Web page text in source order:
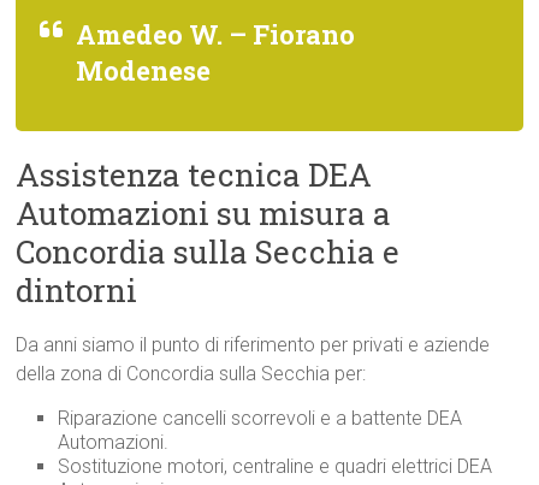
Amedeo W. – Fiorano
Modenese
Assistenza tecnica DEA
Automazioni su misura a
Concordia sulla Secchia e
dintorni
Da anni siamo il punto di riferimento per privati e aziende
della zona di Concordia sulla Secchia per:
Riparazione cancelli scorrevoli e a battente DEA
Automazioni.
Sostituzione motori, centraline e quadri elettrici DEA